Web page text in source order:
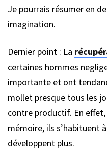
Je pourrais résumer en
imagination.
Dernier point : La
certaines hommes
importante et ont
mollet presque tous les
contre productif. En
mémoire, ils s’habituent
développent plus.